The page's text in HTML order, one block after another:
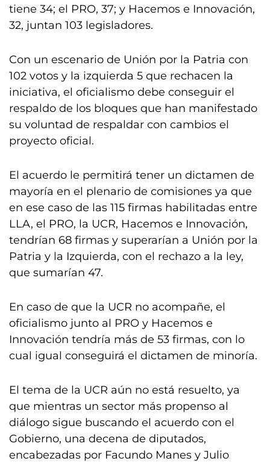
tiene 34; el PRO, 37; y Hacemos e Innovación,
32, juntan 103 legisladores.
Con un escenario de Unión por la Patria con
102 votos y la izquierda 5 que rechacen la
iniciativa, el oficialismo debe conseguir el
respaldo de los bloques que han manifestado
su voluntad de respaldar con cambios el
proyecto oficial.
El acuerdo le permitirá tener un dictamen de
mayoría en el plenario de comisiones ya que
en ese caso de las 115 firmas habilitadas entre
LLA, el PRO, la UCR, Hacemos e Innovación,
tendrían 68 firmas y superarían a Unión por la
Patria y la Izquierda, con el rechazo a la ley,
que sumarían 47.
En caso de que la UCR no acompañe, el
oficialismo junto al PRO y Hacemos e
Innovación tendría más de 53 firmas, con lo
cual igual conseguirá el dictamen de minoría.
El tema de la UCR aún no está resuelto, ya
que mientras un sector más propenso al
diálogo sigue buscando el acuerdo con el
Gobierno, una decena de diputados,
encabezadas por Facundo Manes y Julio